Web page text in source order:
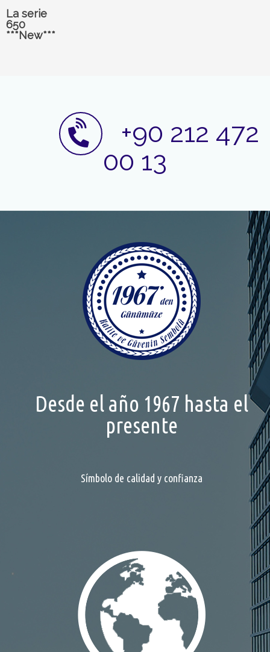
La serie
650
***New***
+90 212 472
00 13
Desde el año 1967 hasta el
presente
Símbolo de calidad y confianza